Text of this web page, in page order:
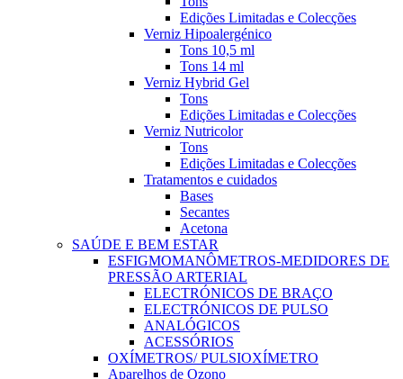
Edições Limitadas e Colecções
Verniz Hipoalergénico
Tons 10,5 ml
Tons 14 ml
Verniz Hybrid Gel
Tons
Edições Limitadas e Colecções
Verniz Nutricolor
Tons
Edições Limitadas e Colecções
Tratamentos e cuidados
Bases
Secantes
Acetona
SAÚDE E BEM ESTAR
ESFIGMOMANÔMETROS-MEDIDORES DE
PRESSÃO ARTERIAL
ELECTRÓNICOS DE BRAÇO
ELECTRÓNICOS DE PULSO
ANALÓGICOS
ACESSÓRIOS
OXÍMETROS/ PULSIOXÍMETRO
Aparelhos de Ozono